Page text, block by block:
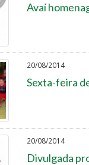
Avaí
20/08/2014
Sexta-feira
20/08/2014
Divulgada